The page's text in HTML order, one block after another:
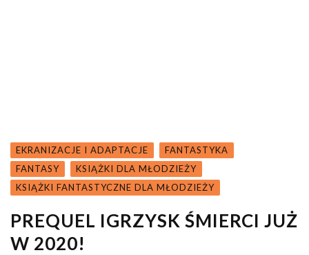
EKRANIZACJE I ADAPTACJE
FANTASTYKA
FANTASY
KSIĄŻKI DLA MŁODZIEŻY
KSIĄŻKI FANTASTYCZNE DLA MŁODZIEŻY
PREQUEL IGRZYSK ŚMIERCI JUŻ
W 2020!